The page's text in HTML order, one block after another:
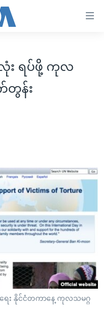
လုံး ရပ်ဖို့ ကုလ
တွန်း
ေး နိုင်ငံတကာနေ့ ကုလသမဂ္ဂ